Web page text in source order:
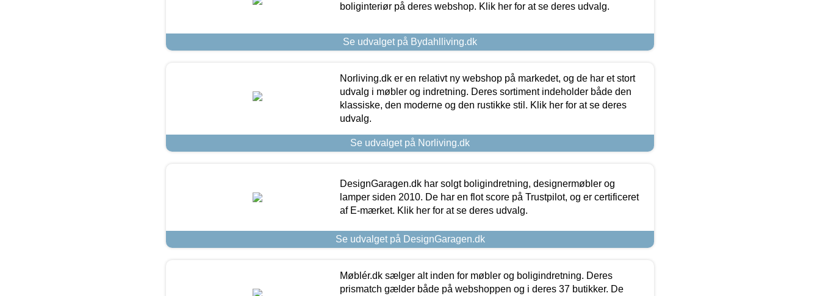
boliginteriør på deres webshop. Klik her for at se deres udvalg.
Se udvalget på Bydahlliving.dk
Norliving.dk er en relativt ny webshop på markedet, og de har et stort
udvalg i møbler og indretning. Deres sortiment indeholder både den
klassiske, den moderne og den rustikke stil. Klik her for at se deres
udvalg.
Se udvalget på Norliving.dk
DesignGaragen.dk har solgt boligindretning, designermøbler og
lamper siden 2010. De har en flot score på Trustpilot, og er certificeret
af E-mærket. Klik her for at se deres udvalg.
Se udvalget på DesignGaragen.dk
Møblér.dk sælger alt inden for møbler og boligindretning. Deres
prismatch gælder både på webshoppen og i deres 37 butikker. De